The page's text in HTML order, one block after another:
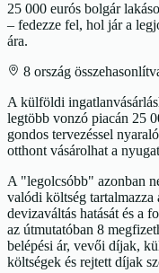
25 000 eurós bolgár
– fedezze fel, hol jár a
ára.
8 ország
A külföldi
legtöbb vonzó piacán 25
gondos tervezéssel
otthont vásárolhat a
A "legolcsóbb" azonban
valódi költség tartalmazza
devizaváltás hatását és a
az útmutatóban 8
belépési ár, vevői díjak,
költségek és rejtett díjak